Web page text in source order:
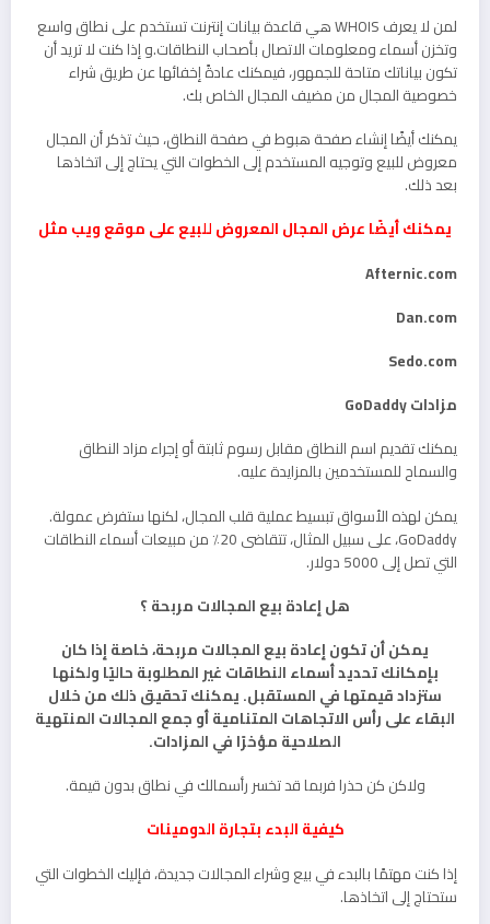
لمن لا يعرف WHOIS هي قاعدة بيانات إنترنت تستخدم على نطاق واسع
وتخزن أسماء ومعلومات الاتصال بأصحاب النطاقات.و إذا كنت لا تريد أن
تكون بياناتك متاحة للجمهور، فيمكنك عادةً إخفائها عن طريق شراء
خصوصية المجال من مضيف المجال الخاص بك.
يمكنك أيضًا إنشاء صفحة هبوط في صفحة النطاق، حيث تذكر أن المجال
معروض للبيع وتوجيه المستخدم إلى الخطوات التي يحتاج إلى اتخاذها
بعد ذلك.
يمكنك أيضًا عرض المجال المعروض للبيع على موقع ويب مثل
Afternic.com
Dan.com
Sedo.com
مزادات GoDaddy
يمكنك تقديم اسم النطاق مقابل رسوم ثابتة أو إجراء مزاد النطاق
والسماح للمستخدمين بالمزايدة عليه.
يمكن لهذه الأسواق تبسيط عملية قلب المجال، لكنها ستفرض عمولة.
GoDaddy، على سبيل المثال، تتقاضى 20٪ من مبيعات أسماء النطاقات
التي تصل إلى 5000 دولار.
هل إعادة بيع المجالات مربحة ؟
يمكن أن تكون إعادة بيع المجالات مربحة، خاصة إذا كان
بإمكانك تحديد أسماء النطاقات غير المطلوبة حاليًا ولكنها
ستزداد قيمتها في المستقبل. يمكنك تحقيق ذلك من خلال
البقاء على رأس الاتجاهات المتنامية أو جمع المجالات المنتهية
الصلاحية مؤخرًا في المزادات.
ولاكن كن حذرا فربما قد تخسر رأسمالك في نطاق بدون قيمة.
كيفية البدء بتجارة الدومينات
إذا كنت مهتمًا بالبدء في بيع وشراء المجالات جديدة، فإليك الخطوات التي
ستحتاج إلى اتخاذها.